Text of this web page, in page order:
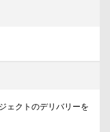
ェクトのデリバリーを